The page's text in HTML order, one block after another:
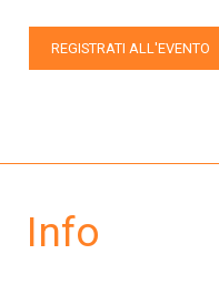
REGISTRATI ALL'EVENTO
Info